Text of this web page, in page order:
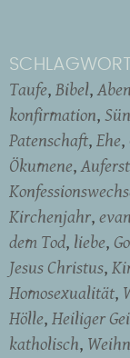
Taufe Bibel
konfirmation
Patenschaft Ehe
Ökumene
Kirchenjahr
dem Tod liebe
Jesus Christus
Homosexualität
Hölle Heiliger
katholisch